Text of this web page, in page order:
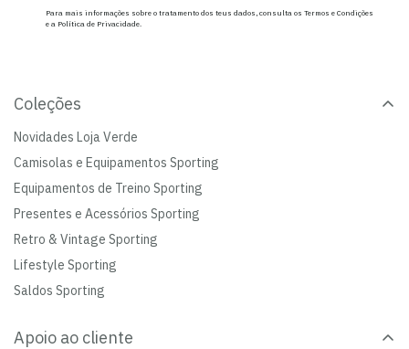
Para mais informações sobre o tratamento dos teus dados, consulta os Termos e Condições
e a Política de Privacidade.
Coleções
Novidades Loja Verde
Camisolas e Equipamentos Sporting
Equipamentos de Treino Sporting
Presentes e Acessórios Sporting
Retro & Vintage Sporting
Lifestyle Sporting
Saldos Sporting
Apoio ao cliente